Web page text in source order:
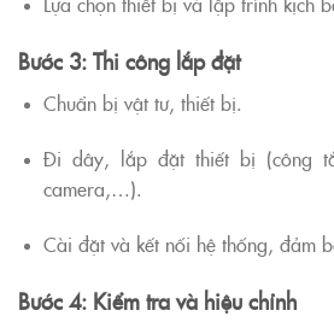
Bước 3: Thi công lắp đặt
Chuẩn bị vật tư, thiết bị.
Đi dây, lắp đặt thiết bị (công
camera,…).
Cài đặt và kết nối hệ thống, đảm
Bước 4: Kiểm tra và hiệu chỉnh